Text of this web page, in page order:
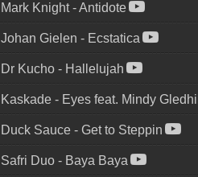
Mark Knight-Antidote
Johan Gielen - Ecstatica
Dr Kucho - Hallelujah
Kaskade - Eyes feat. Mindy Gledhill
Duck Sauce - Get to Steppin
Safri Duo - Baya Baya